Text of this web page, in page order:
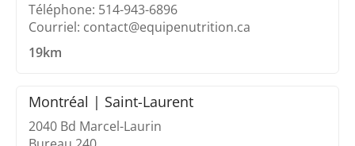
Téléphone: 514-943-6896
Courriel: contact@equipenutrition.ca
19km
Montréal | Saint-Laurent
2040 Bd Marcel-Laurin